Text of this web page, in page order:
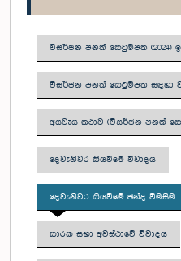
විසර්ජන පනත් කෙටුම්පත (2024)
විසර්ජන පනත් කෙටුම්පත සඳහා
අයවැය කථාව (විසර්ජන පනත්
දෙවැනිවර කියවීමේ විවාදය
දෙවැනිවර කියවීමේ ඡන්ද විමසීම
කාරක සභා අවස්ථාවේ විවාදය